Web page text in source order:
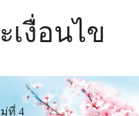
งื่อนไข
ที่ 4